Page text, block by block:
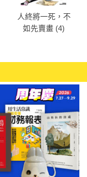
人終將一死，不
如先賣畫 (4)